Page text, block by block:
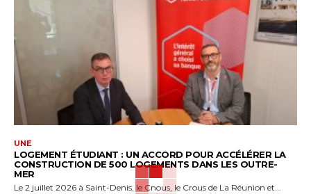
UNE
LOGEMENT ÉTUDIANT : UN ACCORD POUR ACCÉLÉRER LA
CONSTRUCTION DE 500 LOGEMENTS DANS LES OUTRE-
MER
Le 2 juillet 2026 à Saint-Denis, le Cnous, le Crous de La Réunion et...